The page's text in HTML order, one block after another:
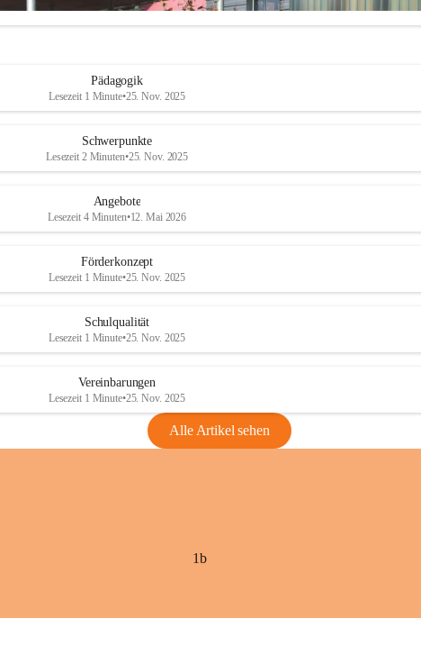
Pädagogik
Lesezeit 1 Minute•25. Nov. 2025
Schwerpunkte
Lesezeit 2 Minuten•25. Nov. 2025
Angebote
Lesezeit 4 Minuten•12. Mai 2026
Förderkonzept
Lesezeit 1 Minute•25. Nov. 2025
Schulqualität
Lesezeit 1 Minute•25. Nov. 2025
Vereinbarungen
Lesezeit 1 Minute•25. Nov. 2025
Alle Artikel sehen
1b